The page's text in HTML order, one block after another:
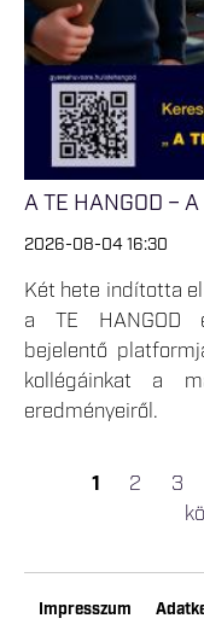
A TE HANGOD –
2026-08-04 16:30
Két hete indította
a TE HANGOD
bejelentő
kollégáinkat a
eredményeiről.
1 2 3
Impresszum